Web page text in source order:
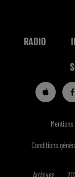
RADIO
Conditions
Archives